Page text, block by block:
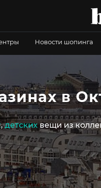
Новости шопинга
в
,детскихвещи из